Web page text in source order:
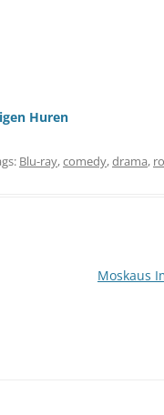
Huren
Blu-ray,comedy,drama,
Moskaus